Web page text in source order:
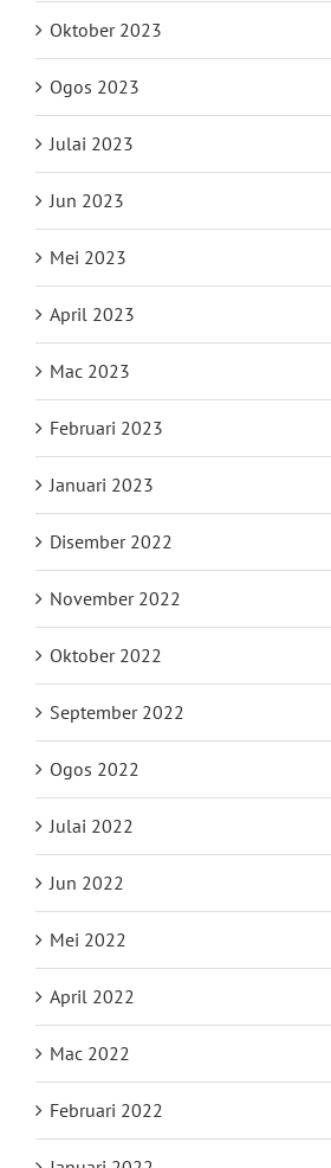
Oktober 2023
Ogos 2023
Julai 2023
Jun 2023
Mei 2023
April 2023
Mac 2023
Februari 2023
Januari 2023
Disember 2022
November 2022
Oktober 2022
September 2022
Ogos 2022
Julai 2022
Jun 2022
Mei 2022
April 2022
Mac 2022
Februari 2022